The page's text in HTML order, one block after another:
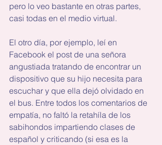
pero lo veo bastante en otras partes,
casi todas en el medio virtual.
El otro día, por ejemplo, leí en
Facebook el post de una señora
angustiada tratando de encontrar un
dispositivo que su hijo necesita para
escuchar y que ella dejó olvidado en
el bus. Entre todos los comentarios de
empatía, no faltó la retahíla de los
sabihondos impartiendo clases de
español y criticando (si esa es la